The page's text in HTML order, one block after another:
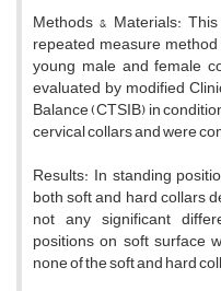
Methods & Materials:
repeated measure
young male and female
evaluated by modified
Balance (CTSIB) in
cervical collars and were
Results: In standing
both soft and hard collars
not any significant
positions on soft surface
none of the soft and hard